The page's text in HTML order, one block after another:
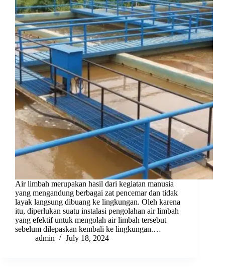
Air limbah merupakan hasil dari kegiatan manusia
yang mengandung berbagai zat pencemar dan tidak
layak langsung dibuang ke lingkungan. Oleh karena
itu, diperlukan suatu instalasi pengolahan air limbah
yang efektif untuk mengolah air limbah tersebut
sebelum dilepaskan kembali ke lingkungan.…
admin
July 18, 2024